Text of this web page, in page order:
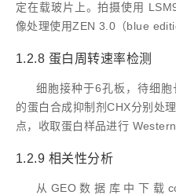
定在载玻片上。拍摄使用
像处理使用ZEN 3.0（blue
1.2.8 蛋白周转速率检测
细胞接种于6孔板，待细
的蛋白合成抑制剂CHX分别处
点，收取蛋白样品进行 Western
1.2.9 相关性分析
从GEO数据库中下载